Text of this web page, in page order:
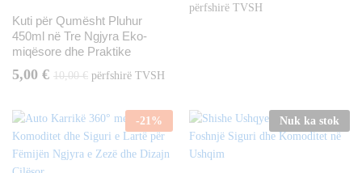
Kuti për Qumësht Pluhur
450ml në Tre Ngjyra Eko-
miqësore dhe Praktike
5,00 € 10,00€ përfshirë TVSH
përfshirë TVSH
-21% Nuk ka stok